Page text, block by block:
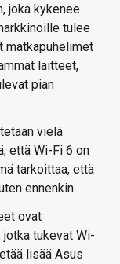
joka kykenee
tulee
matkapuhelimet
laitteet,
pian
vielä
että Wi-Fi 6 on
tarkoittaa, että
ennenkin.
ovat
tukevat Wi-
lisää Asus